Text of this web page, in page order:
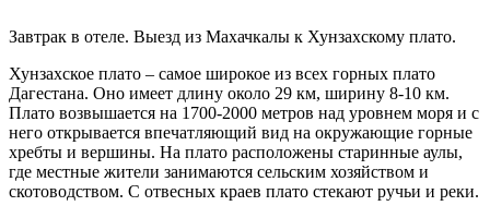
Завтрак в отеле. Выезд из Махачкалы к Хунзахскому плато.
Хунзахское плато – самое широкое из всех горных плато
Дагестана. Оно имеет длину около 29 км, ширину 8-10 км.
Плато возвышается на 1700-2000 метров над уровнем моря и с
него открывается впечатляющий вид на окружающие горные
хребты и вершины. На плато расположены старинные аулы,
где местные жители занимаются сельским хозяйством и
скотоводством. С отвесных краев плато стекают ручьи и реки.